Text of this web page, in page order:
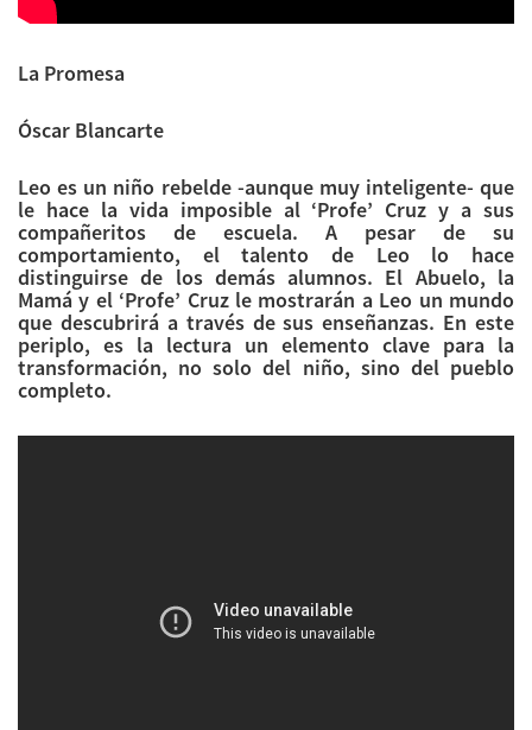
La Promesa
Óscar Blancarte
Leo es un niño rebelde -aunque muy inteligente- que
le hace la vida imposible al ‘Profe’ Cruz y a sus
compañeritos de escuela. A pesar de su
comportamiento, el talento de Leo lo hace
distinguirse de los demás alumnos. El Abuelo, la
Mamá y el ‘Profe’ Cruz le mostrarán a Leo un mundo
que descubrirá a través de sus enseñanzas. En este
periplo, es la lectura un elemento clave para la
transformación, no solo del niño, sino del pueblo
completo.